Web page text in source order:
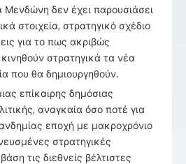
δεν έχει παρουσιάσει
στοιχεία, στρατηγικό σχέδιο
για το πως ακριβώς
στρατηγικά τα νέα
που θα δημιουργηθούν.
επίκαιρης δημόσιας
αναγκαία όσο ποτέ για
εποχή με μακροχρόνιο
στρατηγικές
τις διεθνείς βέλτιστες